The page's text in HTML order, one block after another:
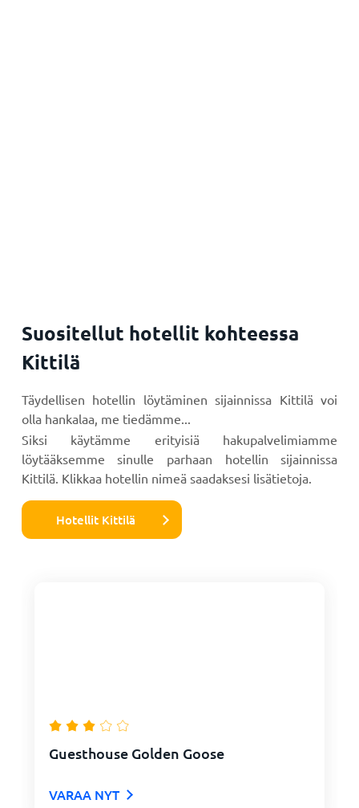
Suositellut hotellit kohteessa
Kittilä
Täydellisen hotellin löytäminen sijainnissa Kittilä voi
olla hankalaa, me tiedämme...
Siksi käytämme erityisiä hakupalvelimiamme
löytääksemme sinulle parhaan hotellin sijainnissa
Kittilä. Klikkaa hotellin nimeä saadaksesi lisätietoja.
Hotellit Kittilä
Guesthouse Golden Goose
VARAA NYT